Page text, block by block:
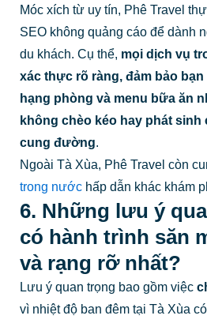
Móc xích từ uy tín, Phê Travel
SEO không quảng cáo để dành
du khách. Cụ thể, mọi dịch vụ
xác thực rõ ràng, đảm bảo
hạng phòng và menu bữa ăn
không chèo kéo hay phát sinh
cung đường.
Ngoài Tà Xùa, Phê Travel còn
trong nướchấp dẫn khác khám
6. Những lưu ý
có hành trình săn
và rạng rỡ nhất?
Lưu ý quan trọng bao gồm việc
vì nhiệt độ ban đêm tại Tà Xùa